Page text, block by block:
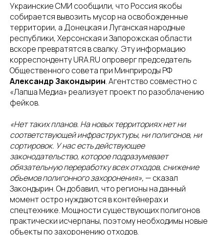
Украинские СМИ сообщили, что Россия якобы
собирается вывозить мусор на освобожденные
территории, а Донецкая и Луганская народные
республики, Херсонская и Запорожская области
вскоре превратятся в свалку. Эту информацию
корреспонденту URA.RU опроверг председатель
Общественного совета при Минприроды РФ
Александр Закондырин. Агентство совместно с
«Лапша Медиа» реализует проект по разоблачению
фейков.
«Нет таких планов. На новых территориях нет ни
соответствующей инфраструктуры, ни полигонов, ни
сортировок. У нас есть действующее
законодательство, которое подразумевает
обязательную переработку всех отходов, снижение
объемов полигонного захоронения», — сказал
Закондырин. Он добавил, что регионы на данный
момент остро нуждаются в контейнерах и
спецтехнике. Мощности существующих полигонов
практически исчерпаны, поэтому необходимы новые
объекты по захоронению отходов.